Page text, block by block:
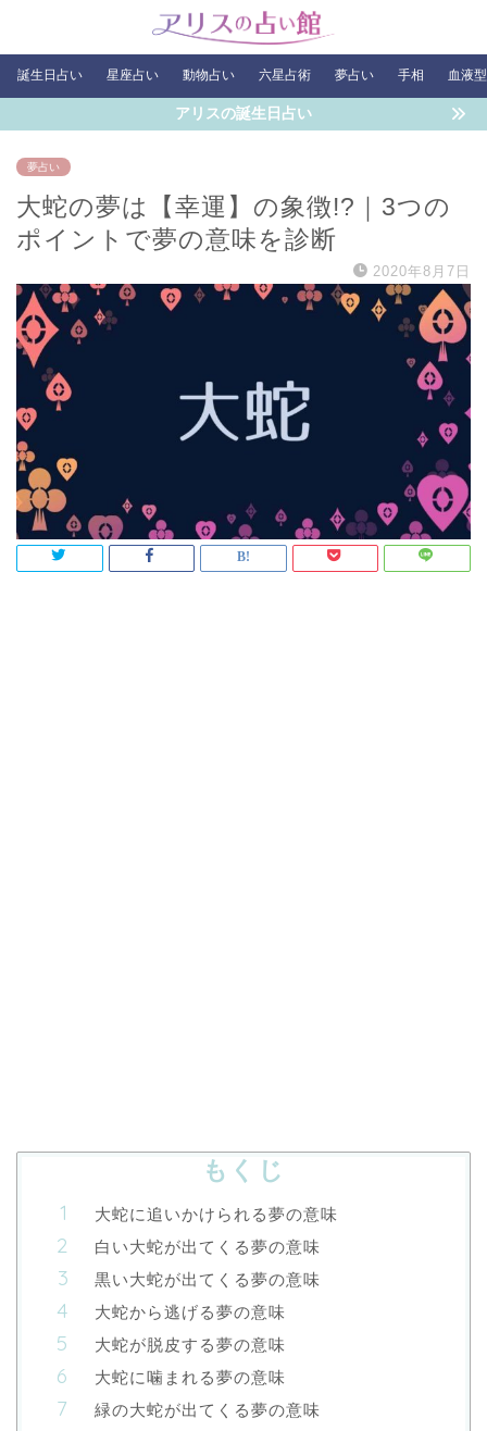
誕生日占い 星座占い 動物占い 六星占術 夢占い 手相 血液
アリスの誕生日占い
夢占い
大蛇の夢は【幸運】の象徴!?｜3つの
ポイントで夢の意味を診断
2020年8月7日
もくじ
大蛇に追いかけられる夢の意味
白い大蛇が出てくる夢の意味
黒い大蛇が出てくる夢の意味
大蛇から逃げる夢の意味
大蛇が脱皮する夢の意味
大蛇に噛まれる夢の意味
緑の大蛇が出てくる夢の意味